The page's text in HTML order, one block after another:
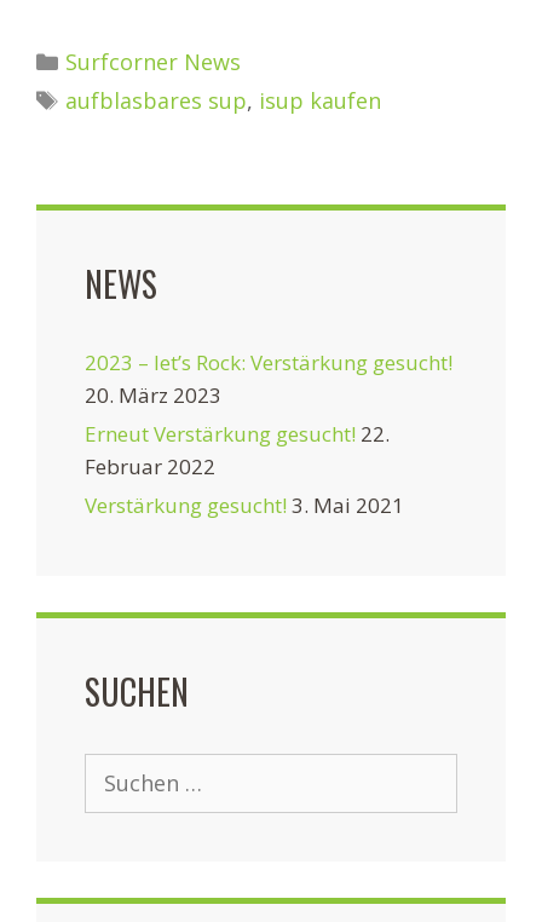
Kategorien
Surfcorner News
Schlagwörter
aufblasbares sup, isup kaufen
NEWS
2023 – let’s Rock: Verstärkung gesucht!
20. März 2023
Erneut Verstärkung gesucht! 22.
Februar 2022
Verstärkung gesucht! 3. Mai 2021
SUCHEN
Suchen